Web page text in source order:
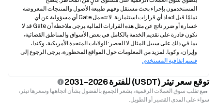
وإيران، وكوبا. لمزيد من المعلومات حول المواقع المحظورة، يرجى الرجوع إلى
قسم اتفاقية المستخدم.
توقع سعر تيثر (USDT) للفترة 2026–2031
مع تقلب سوق العملات الرقمية، يشعر الجميع بالفضول بشأن اتجاهها وسعرها تيثر،
سواء على المدى القصير أو الطويل.